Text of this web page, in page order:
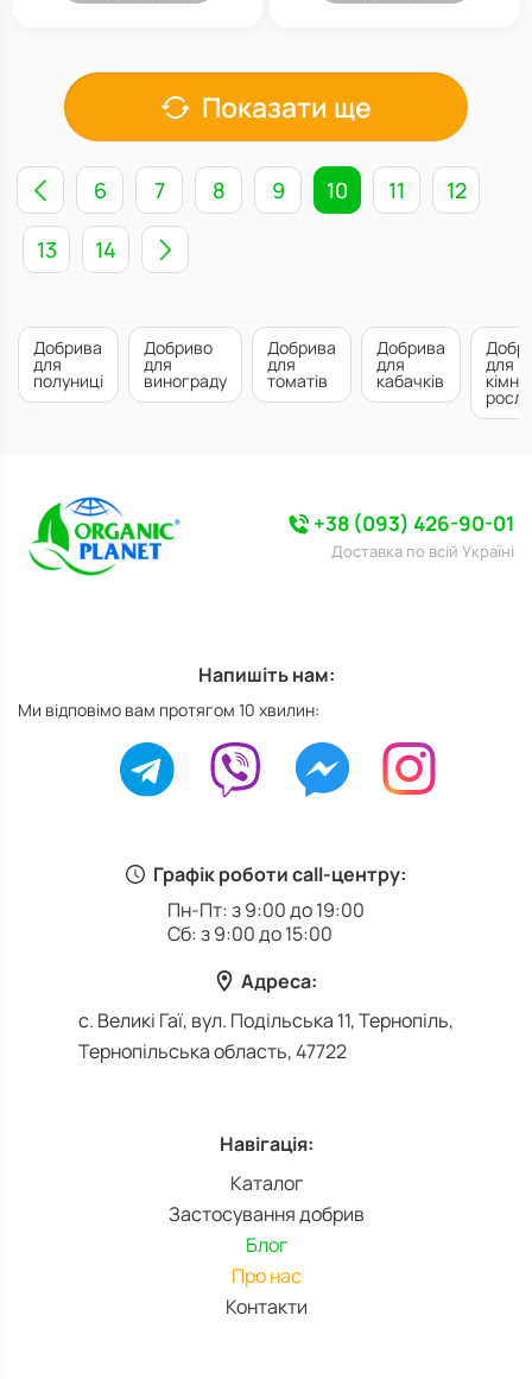
Показати ще
6 7 8 9 10 11 12
13 14
Добрива
для
полуниці
Добриво
для
винограду
Добрива
для
томатів
Добрива
для
кабачків
для
+38 (093) 426-90-01
Доставка по всій Україні
Графік роботи call-центру:
Пн-Пт: з 9:00 до 19:00
Сб: з 9:00 до 15:00
Адреса:
с. Великі Гаї, вул. Подільська 11, Тернопіль,
Тернопільська область, 47722
Навігація:
Каталог
Застосування добрив
Блог
Про нас
Контакти
Напишіть нам:
Ми відповімо вам протягом 10 хвилин: